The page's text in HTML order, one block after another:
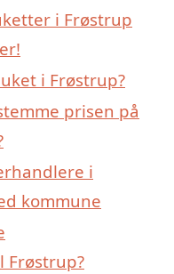
i Frøstrup
i Frøstrup?
prisen på
i
kommune
Frøstrup?